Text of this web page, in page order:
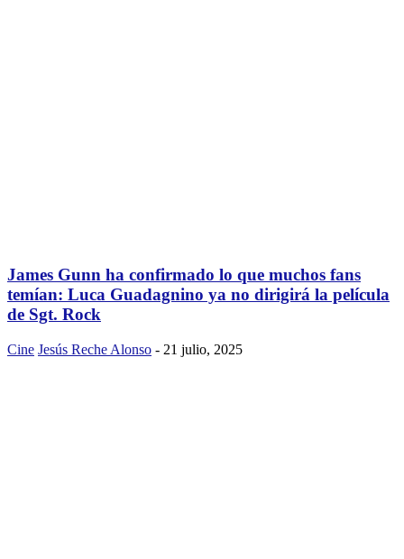
James Gunn ha confirmado lo que muchos fans
temían: Luca Guadagnino ya no dirigirá la película
de Sgt. Rock
Cine Jesús Reche Alonso - 21 julio, 2025